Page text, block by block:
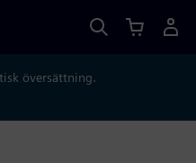
översättning.